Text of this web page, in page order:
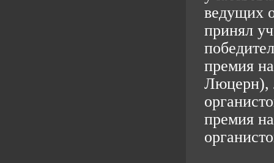
ведущих
принял
премия
Люцерн),
премия